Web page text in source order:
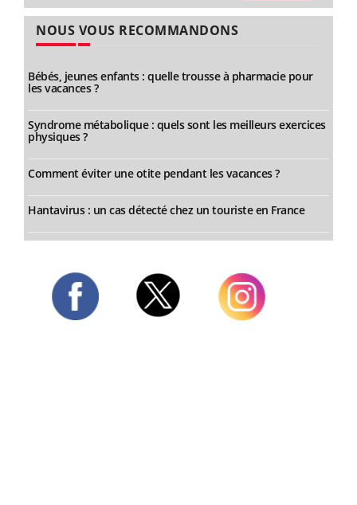
NOUS VOUS RECOMMANDONS
Bébés, jeunes enfants : quelle trousse à pharmacie pour
les vacances ?
Syndrome métabolique : quels sont les meilleurs exercices
physiques ?
Comment éviter une otite pendant les vacances ?
Hantavirus : un cas détecté chez un touriste en France